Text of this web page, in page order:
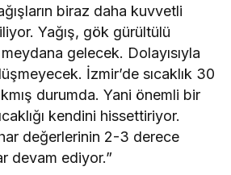
biraz daha kuvvetli
Yağış, gök gürültülü
gelecek. Dolayısıyla
İzmir’de sıcaklık 30
durumda. Yani önemli bir
kendini hissettiriyor.
değerlerinin 2-3 derece
devam ediyor.”